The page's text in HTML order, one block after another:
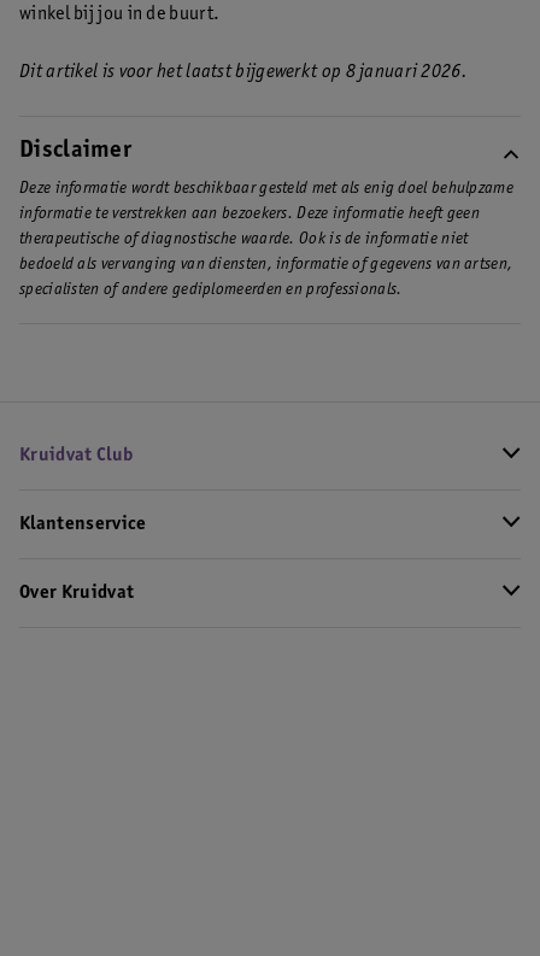
winkel bij jou in de buurt.
Dit artikel is voor het laatst bijgewerkt op 8 januari 2026.
Disclaimer
Deze informatie wordt beschikbaar gesteld met als enig doel behulpzame
informatie te verstrekken aan bezoekers. Deze informatie heeft geen
therapeutische of diagnostische waarde. Ook is de informatie niet
bedoeld als vervanging van diensten, informatie of gegevens van artsen,
specialisten of andere gediplomeerden en professionals.
Kruidvat Club
Klantenservice
Over Kruidvat